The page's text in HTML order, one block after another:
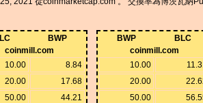
BWP
coinmill.com
10.00
8.84
20.00
17.68
50.00
44.21
BWP
BLC
coinmill.com
10.00
20.00
50.00